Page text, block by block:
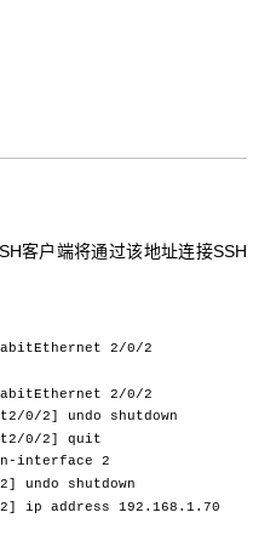
客户端将通过该地址连接SSH
2/0/2
2/0/2
0/2] undo shutdown
0/2] quit
interface 2
undo shutdown
ip address 192.168.1.70